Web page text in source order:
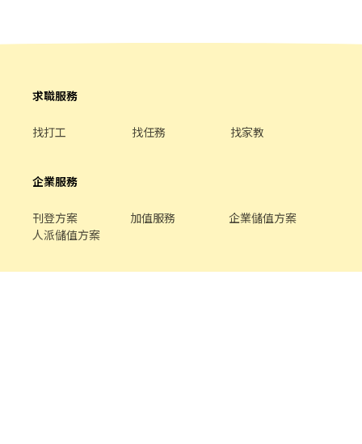
求職服務
找打工 找任務 找家教
企業服務
刊登方案 加值服務
企業儲值方案
人派儲值方案